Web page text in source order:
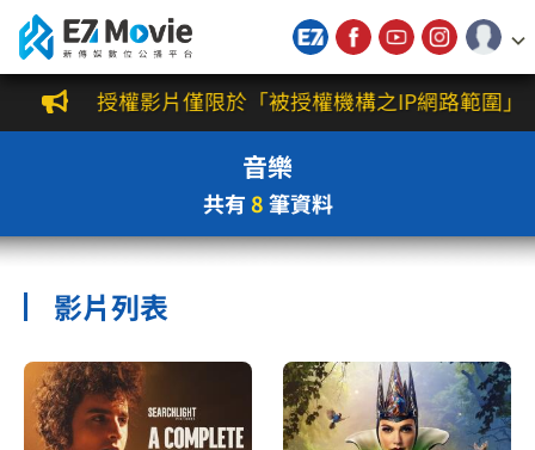
新傳媒數位公播平台
授權影片僅限於「被授權機構之IP網路範圍」
音樂
共有8筆資料
影片列表